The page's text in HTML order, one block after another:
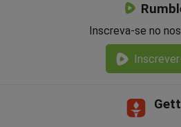
Inscreva-se no